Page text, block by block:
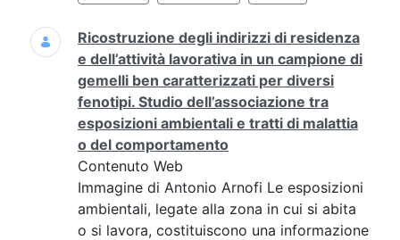
Ricostruzione degli indirizzi di residenza
e dell’attività lavorativa in un campione di
gemelli ben caratterizzati per diversi
fenotipi. Studio dell’associazione tra
esposizioni ambientali e tratti di malattia
o del comportamento
Contenuto Web
Immagine di Antonio Arnofi Le esposizioni
ambientali, legate alla zona in cui si abita
o si lavora, costituiscono una informazione